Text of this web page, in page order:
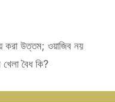
করা উত্তম; ওয়াজিব নয়
বৈধ কি?